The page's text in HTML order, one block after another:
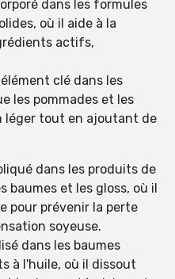
dans les formules
où il aide à la
actifs,
clé dans les
les pommades et les
léger tout en ajoutant de
dans les produits de
baumes et les gloss, où il
pour prévenir la perte
soyeuse.
dans les baumes
à l'huile, où il dissout